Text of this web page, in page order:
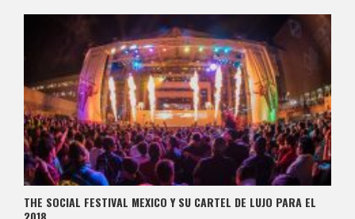
THE SOCIAL FESTIVAL MEXICO Y SU CARTEL DE LUJO PARA EL